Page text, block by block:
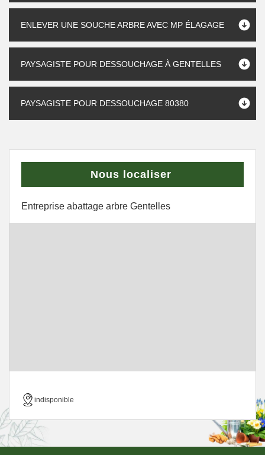
ENLEVER UNE SOUCHE ARBRE AVEC MP ÉLAGAGE
PAYSAGISTE POUR DESSOUCHAGE À GENTELLES
PAYSAGISTE POUR DESSOUCHAGE 80380
Nous localiser
Entreprise abattage arbre Gentelles
indisponible